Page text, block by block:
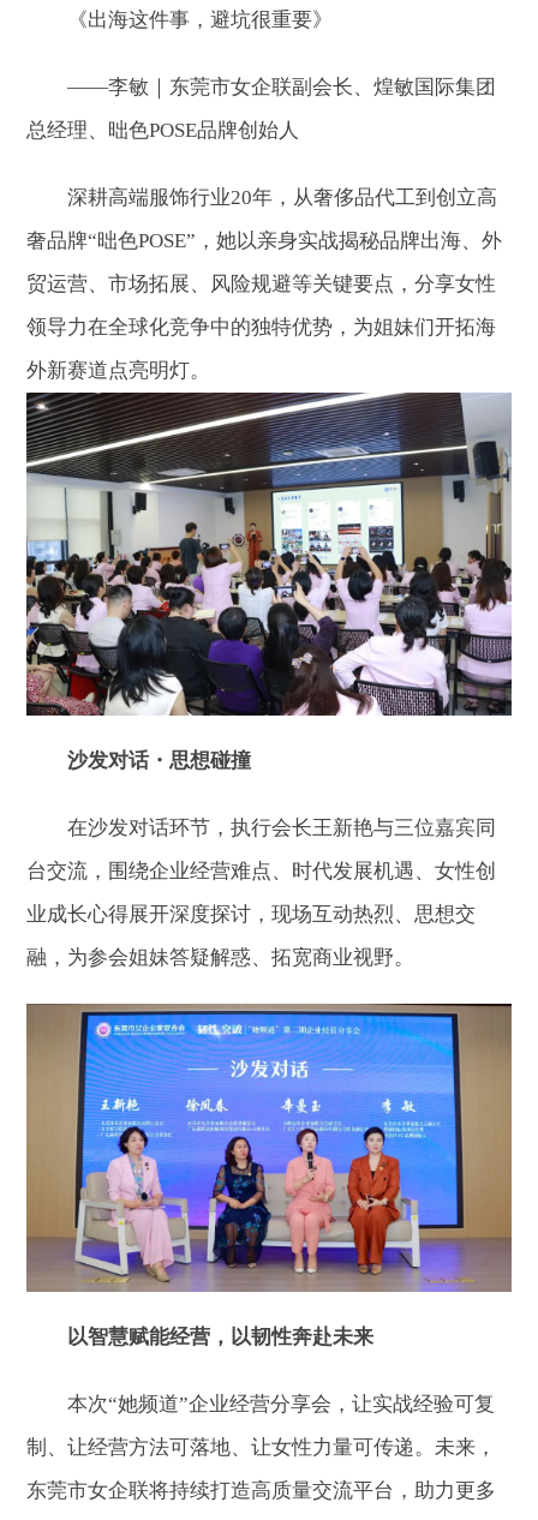
《出海这件事，避坑很重要》
——李敏｜东莞市女企联副会长、煌敏国际集团
总经理、昢色POSE品牌创始人
深耕高端服饰行业20年，从奢侈品代工到创立高
奢品牌“昢色POSE”，她以亲身实战揭秘品牌出海、外
贸运营、市场拓展、风险规避等关键要点，分享女性
领导力在全球化竞争中的独特优势，为姐妹们开拓海
外新赛道点亮明灯。
沙发对话・思想碰撞
在沙发对话环节，执行会长王新艳与三位嘉宾同
台交流，围绕企业经营难点、时代发展机遇、女性创
业成长心得展开深度探讨，现场互动热烈、思想交
融，为参会姐妹答疑解惑、拓宽商业视野。
以智慧赋能经营，以韧性奔赴未来
本次“她频道”企业经营分享会，让实战经验可复
制、让经营方法可落地、让女性力量可传递。未来，
东莞市女企联将持续打造高质量交流平台，助力更多